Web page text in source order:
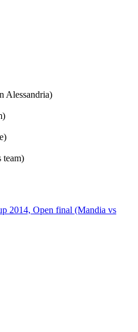
Alessandria)
team)
2014, Open final (Mandia vs